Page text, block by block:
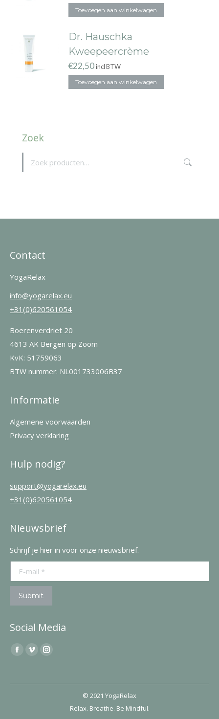
Toevoegen aan winkelwagen
Dr. Hauschka
Kweepeercrème
€22,50incl BTW
Toevoegen aan winkelwagen
Zoek
Contact
YogaRelax
info@yogarelax.eu
+31(0)620561054
Boerenverdriet 20
4613 AK Bergen op Zoom
KvK: 51759063
BTW nummer: NL001733006B37
Informatie
Algemene voorwaarden
Privacy verklaring
Hulp nodig?
support@yogarelax.eu
+31(0)620561054
Nieuwsbrief
Schrijf je hier in voor onze nieuwsbrief.
E-mail *
Submit
Social Media
Find us on:
Facebook
VimeoInstagram
© 2021 YogaRelax
Relax. Breathe. Be Mindful.